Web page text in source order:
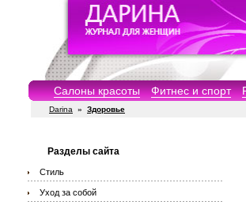
Салоны красоты Фитнес и спорт
Darina » Здоровье
Разделы сайта
Стиль
Уход за собой